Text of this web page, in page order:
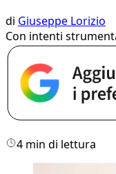
di Giuseppe Lorizio
Con intenti
4 min di lettura